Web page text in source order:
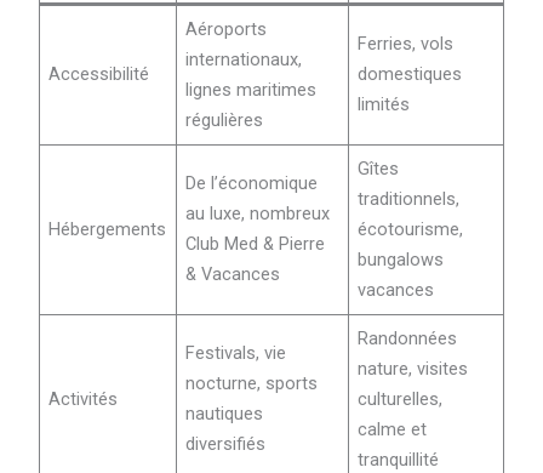
Accessibilité
Aéroports
internationaux,
lignes maritimes
régulières
Ferries, vols
domestiques
limités
Hébergements
De l’économique
au luxe, nombreux
Club Med & Pierre
& Vacances
Gîtes
traditionnels,
écotourisme,
bungalows
vacances
Activités
Festivals, vie
nocturne, sports
nautiques
diversifiés
Randonnées
nature, visites
culturelles,
calme et
tranquillité